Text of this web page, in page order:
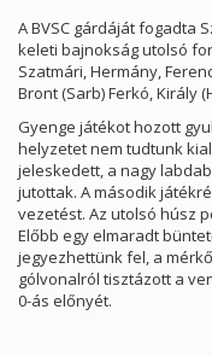
A BVSC gárdáját fogadta
keleti bajnokság utolsó
Szatmári, Hermány,
Bront (Sarb) Ferkó, Király
Gyenge játékot hozott
helyzetet nem tudtunk
jeleskedett, a nagy
jutottak. A második
vezetést. Az utolsó húsz
Előbb egy elmaradt
jegyezhettünk fel, a
gólvonalról tisztázott a
0-ás előnyét.